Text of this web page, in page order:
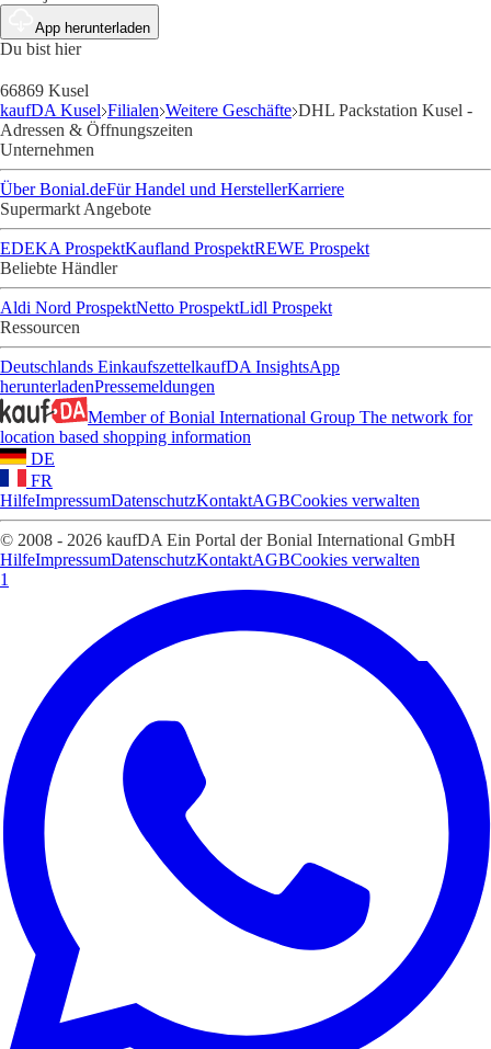
App herunterladen
Du bist hier
66869 Kusel
kaufDA Kusel Filialen Weitere Geschäfte DHL Packstation Kusel -
Adressen & Öffnungszeiten
Unternehmen
Über Bonial.deFür Handel und HerstellerKarriere
Supermarkt Angebote
EDEKA ProspektKaufland ProspektREWE Prospekt
Beliebte Händler
Aldi Nord ProspektNetto ProspektLidl Prospekt
Ressourcen
Deutschlands EinkaufszettelkaufDA InsightsApp
herunterladenPressemeldungen
Member of Bonial International Group The network for
location based shopping information
DE
FR
HilfeImpressumDatenschutzKontaktAGBCookies verwalten
© 2008 - 2026 kaufDA Ein Portal der Bonial International GmbH
HilfeImpressumDatenschutzKontaktAGBCookies verwalten
1